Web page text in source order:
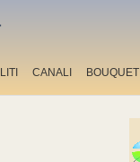
CANALI BOUQUET